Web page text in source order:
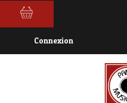
Connexion